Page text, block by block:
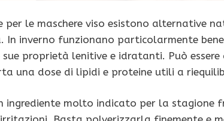
per le maschere viso esistono alternative
In inverno funzionano particolarmente
proprietà lenitive e idratanti. Può
una dose di lipidi e proteine utili a
ingrediente molto indicato per la stagione